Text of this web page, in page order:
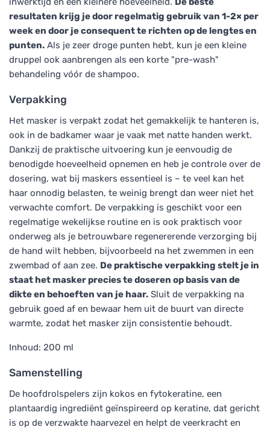
resultaten krijg je door regelmatig gebruik van 1-2× per
week en door je consequent te richten op de lengtes en
punten. Als je zeer droge punten hebt, kun je een kleine
druppel ook aanbrengen als een korte "pre-wash"
behandeling vóór de shampoo.
Verpakking
Het masker is verpakt zodat het gemakkelijk te hanteren is,
ook in de badkamer waar je vaak met natte handen werkt.
Dankzij de praktische uitvoering kun je eenvoudig de
benodigde hoeveelheid opnemen en heb je controle over de
dosering, wat bij maskers essentieel is – te veel kan het
haar onnodig belasten, te weinig brengt dan weer niet het
verwachte comfort. De verpakking is geschikt voor een
regelmatige wekelijkse routine en is ook praktisch voor
onderweg als je betrouwbare regenererende verzorging bij
de hand wilt hebben, bijvoorbeeld na het zwemmen in een
zwembad of aan zee. De praktische verpakking stelt je in
staat het masker precies te doseren op basis van de
dikte en behoeften van je haar. Sluit de verpakking na
gebruik goed af en bewaar hem uit de buurt van directe
warmte, zodat het masker zijn consistentie behoudt.
Inhoud: 200 ml
Samenstelling
De hoofdrolspelers zijn kokos en fytokeratine, een
plantaardig ingrediënt geïnspireerd op keratine, dat gericht
is op de verzwakte haarvezel en helpt de veerkracht en